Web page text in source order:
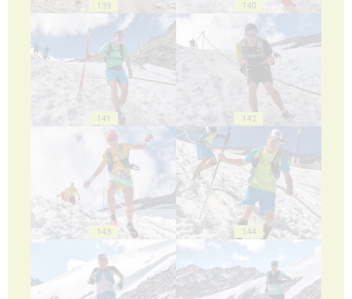
139 140
141 142
143 144